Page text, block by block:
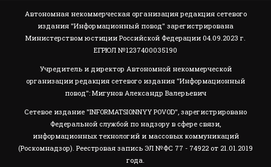
Автономная некоммерческая организация редакция сетевого
издания "Информационный повод" зарегистрирована
Министерством юстиции Российской Федерации 04.09.2023 г.
ЕГРЮЛ №1237400035190
Учредитель и директор Автономной некоммерческой
организации редакция сетевого издания "Информационный
повод": Мигунов Александр Валерьевич
Сетевое издание "INFORMATSIONNYY POVOD", зарегистрировано
Федеральной службой по надзору в сфере связи,
информационных технологий и массовых коммуникаций
(Роскомнадзор). Реестровая запись ЭЛ №ФС 77 - 74922 от 21.01.2019
года.